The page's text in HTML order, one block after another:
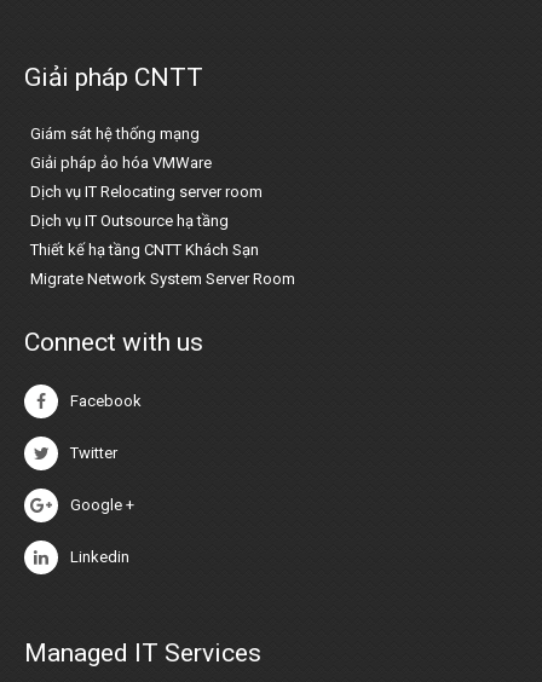
Giải pháp CNTT
Giám sát hệ thống mạng
Giải pháp ảo hóa VMWare
Dịch vụ IT Relocating server room
Dịch vụ IT Outsource hạ tầng
Thiết kế hạ tầng CNTT Khách Sạn
Migrate Network System Server Room
Connect with us
Facebook
Twitter
Google +
Linkedin
Managed IT Services